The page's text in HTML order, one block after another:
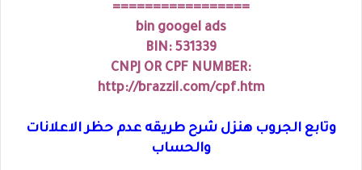
=================
bin googel ads
BIN: 531339
CNPJ OR CPF NUMBER:
http://brazzil.com/cpf.htm
وتابع الجروب هنزل شرح طريقه عدم حظر الاعلانات
والحساب